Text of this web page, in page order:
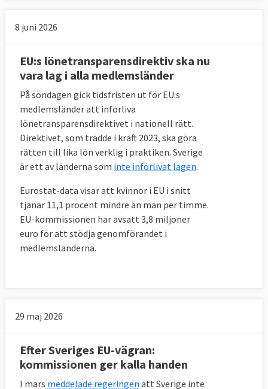
8 juni 2026
EU:s lönetransparensdirektiv ska nu
vara lag i alla medlemsländer
På söndagen gick tidsfristen ut för EU:s
medlemsländer att införliva
lönetransparensdirektivet i nationell rätt.
Direktivet, som trädde i kraft 2023, ska göra
rätten till lika lön verklig i praktiken. Sverige
är ett av länderna som inte införlivat lagen.
Eurostat-data visar att kvinnor i EU i snitt
tjänar 11,1 procent mindre än män per timme.
EU-kommissionen har avsatt 3,8 miljoner
euro för att stödja genomförandet i
medlemsländerna.
29 maj 2026
Efter Sveriges EU-vägran:
kommissionen ger kalla handen
I mars meddelade regeringen att Sverige inte